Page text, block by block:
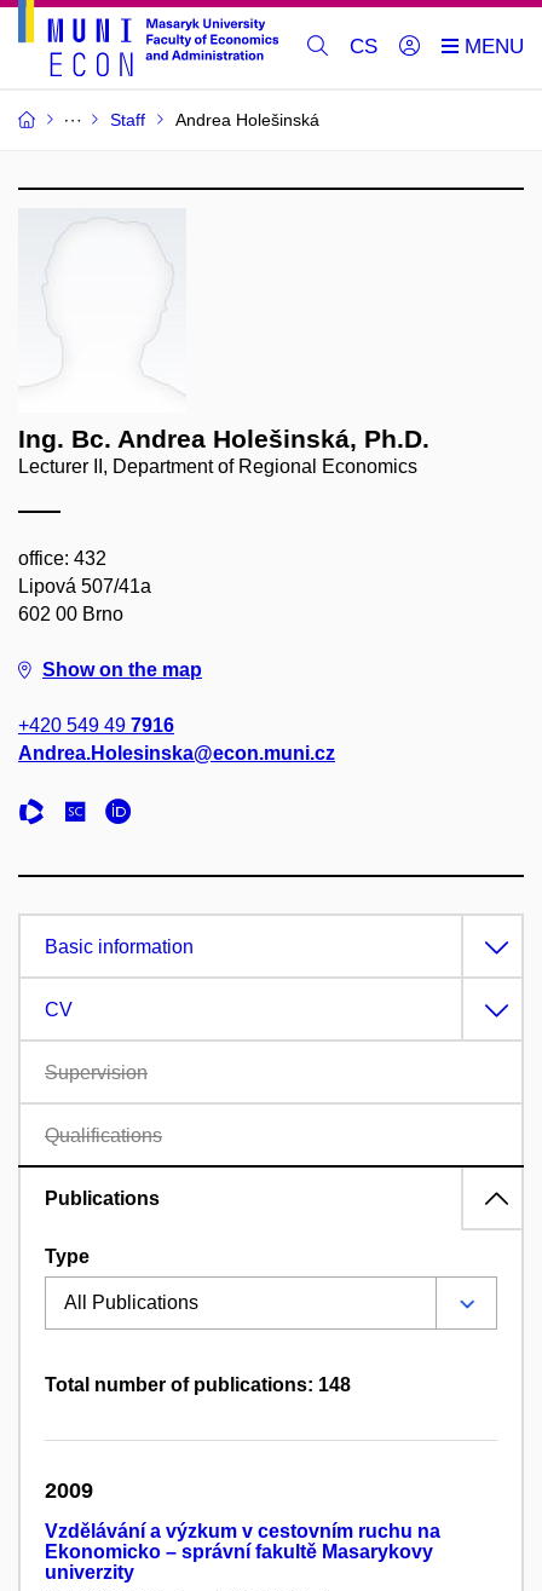
CS
Staff Andrea Holešinská
Ing. Bc. Andrea Holešinská, Ph.D.
Lecturer II, Department of Regional Economics
office: 432
Lipová 507/41a
602 00 Brno
Show on the map
+420 549 49 7916
Andrea.Holesinska@econ.muni.cz
Basic information
CV
Supervision
Qualifications
Publications
Type
Total number of publications: 148
2009
Vzdělávání a výzkum v cestovním ruchu na
Ekonomicko – správní fakultě Masarykovy
univerzity